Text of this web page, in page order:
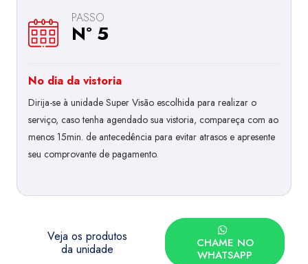
PASSO
Nº 5
No dia da vistoria
Dirija-se à unidade Super Visão escolhida para realizar o
serviço, caso tenha agendado sua vistoria, compareça com ao
menos 15min. de antecedência para evitar atrasos e apresente
seu comprovante de pagamento.
Veja os produtos
da unidade
CHAME NO
WHATSAPP